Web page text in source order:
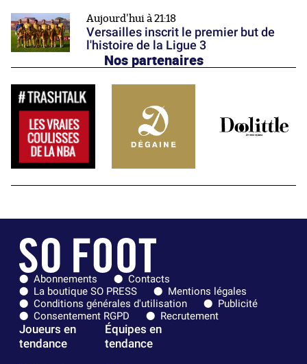
Aujourd'hui à 21:18
Versailles inscrit le premier but de
l'histoire de la Ligue 3
Nos partenaires
Abonnements
Contacts
La boutique SO PRESS
Mentions légales
Conditions générales d'utilisation
Publicité
Consentement RGPD
Recrutement
Joueurs en
tendance
Équipes en
tendance